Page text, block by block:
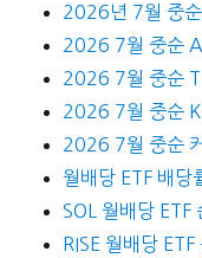
2026년 7월 중순
2026 7월 중순
2026 7월 중순
2026 7월 중순
2026 7월 중순
월배당 ETF 배
SOL 월배당 ETF
RISE 월배당